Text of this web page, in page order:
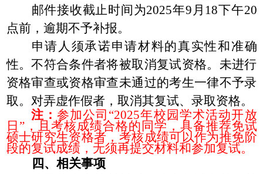
邮件接收截止时间为2025年9 月 18下午20
点前，逾期不予补报。
申请人须承诺申请材料的真实性和准确
性。不符合条件者将被取消复试资格。未进行
资格审查或资格审查未通过的考生一律不予录
取。对弄虚作假者，取消其复试、录取资格。
注： 参加公司 “2025年校园学术活动开放
日 ”，且考核成绩合格的同学，具备推荐免试
硕士研究生资格者， 考核成绩可以作为推免阶
段的复试成绩， 无须再提交材料和参加复试。
四、相关事项